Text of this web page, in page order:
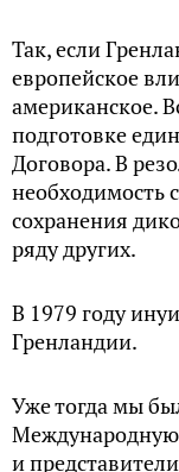
Так, если
европейское
американское.
подготовке
Договора. В
необходимость
сохранения
ряду других.
В 1979 году
Гренландии.
Уже тогда мы
и